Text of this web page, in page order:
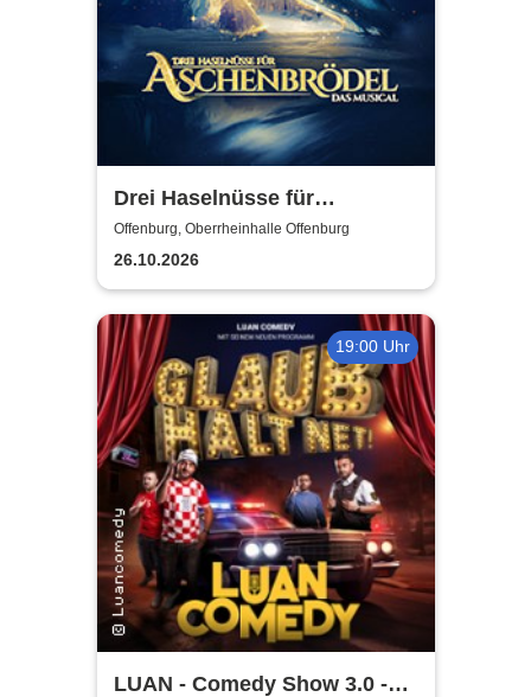
Drei Haselnüsse für
Aschenbrödel - Das Musical
Offenburg, Oberrheinhalle Offenburg
26.10.2026
19:00 Uhr
LUAN - Comedy Show 3.0 -